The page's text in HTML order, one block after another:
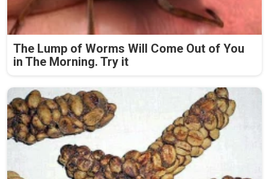
The Lump of Worms Will Come Out of You
in The Morning. Try it